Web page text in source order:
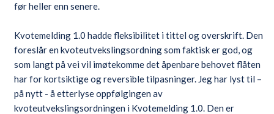
før heller enn senere.
Kvotemelding 1.0 hadde fleksibilitet i tittel og overskrift. Den
foreslår en kvoteutvekslingsordning som faktisk er god, og
som langt på vei vil imøtekomme det åpenbare behovet flåten
har for kortsiktige og reversible tilpasninger. Jeg har lyst til –
på nytt - å etterlyse oppfølgingen av
kvoteutvekslingsordningen i Kvotemelding 1.0. Den er